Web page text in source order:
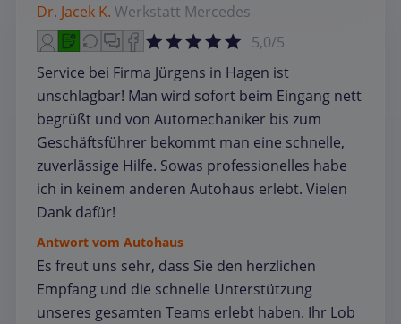
Dr. Jacek K. Werkstatt Mercedes
5,0/5
Service bei Firma Jürgens in Hagen ist
unschlagbar! Man wird sofort beim Eingang nett
begrüßt und von Automechaniker bis zum
Geschäftsführer bekommt man eine schnelle,
zuverlässige Hilfe. Sowas professionelles habe
ich in keinem anderen Autohaus erlebt. Vielen
Dank dafür!
Antwort vom Autohaus
Es freut uns sehr, dass Sie den herzlichen
Empfang und die schnelle Unterstützung
unseres gesamten Teams erlebt haben. Ihr Lob